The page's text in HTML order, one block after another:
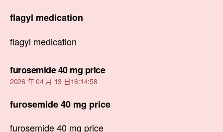
flagyl medication
flagyl medication
furosemide 40 mg price表
示:
2026 年 04 月 13 日16:14:58
furosemide 40 mg price
furosemide 40 mg price